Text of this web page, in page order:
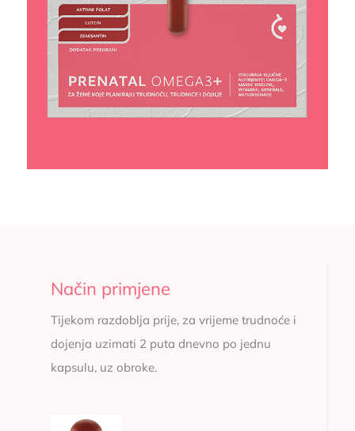
Način primjene
Tijekom razdoblja prije, za vrijeme trudnoće i
dojenja uzimati 2 puta dnevno po jednu
kapsulu, uz obroke.